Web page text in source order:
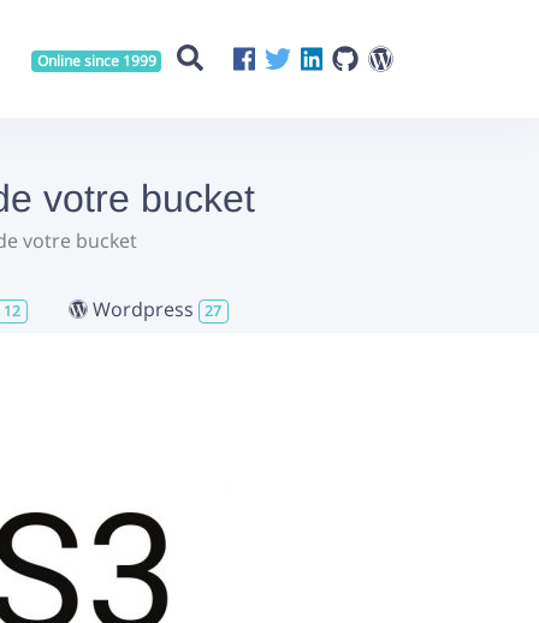
Online since 1999
votre bucket
votre bucket
12 Wordpress 27